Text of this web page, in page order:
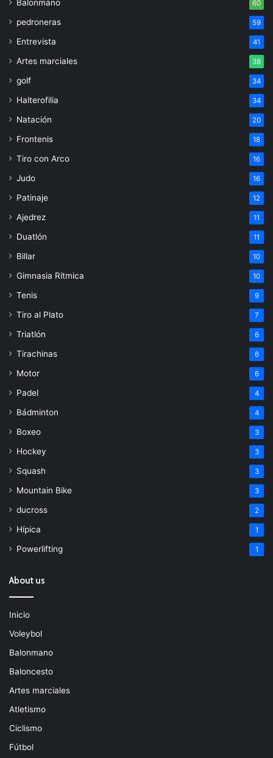
Balonmano 60
pedroneras 59
Entrevista 41
Artes marciales 38
golf 34
Halterofilia 34
Natación 20
Frontenis 18
Tiro con Arco 16
Judo 16
Patinaje 12
Ajedrez 11
Duatlón 11
Billar 10
Gimnasia Rítmica 10
Tenis 9
Tiro al Plato 7
Triatlón 6
Tirachinas 6
Motor 6
Padel 4
Bádminton 4
Boxeo 3
Hockey 3
Squash 3
Mountain Bike 3
ducross 2
Hípica 1
Powerlifting 1
About us
Inicio
Voleybol
Balonmano
Baloncesto
Artes marciales
Atletismo
Ciclismo
Fútbol